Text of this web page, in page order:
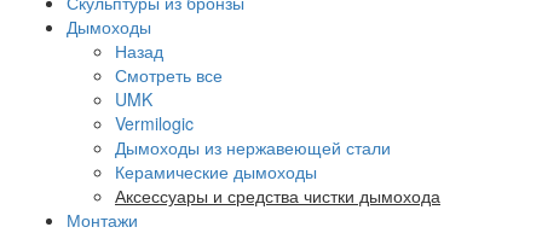
Дымоходы
Назад
Смотреть все
UMK
Vermilogic
Дымоходы из нержавеющей стали
Керамические дымоходы
Аксессуары и средства чистки дымохода
Монтажи